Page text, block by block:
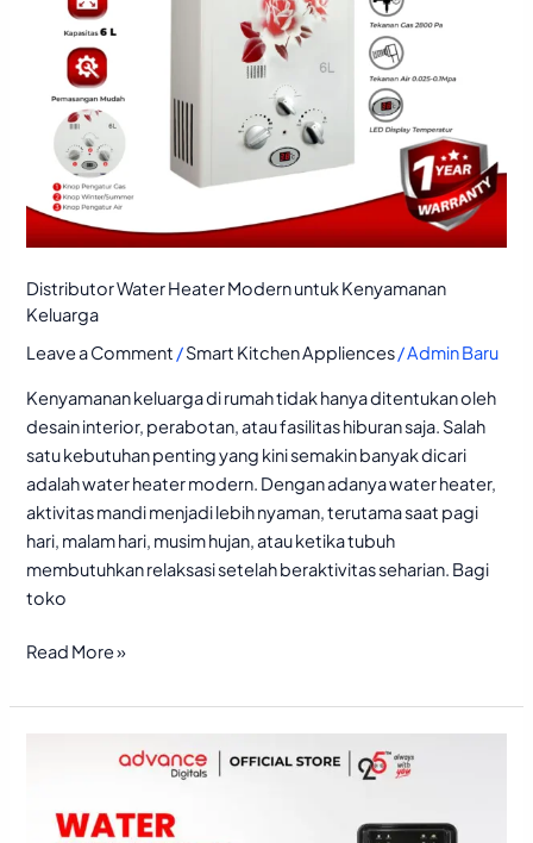
Distributor Water Heater Modern untuk Kenyamanan
Keluarga
Leave a Comment /Smart Kitchen Appliences/Admin Baru
Kenyamanan keluarga di rumah tidak hanya ditentukan oleh
desain interior, perabotan, atau fasilitas hiburan saja. Salah
satu kebutuhan penting yang kini semakin banyak dicari
adalah water heater modern. Dengan adanya water heater,
aktivitas mandi menjadi lebih nyaman, terutama saat pagi
hari, malam hari, musim hujan, atau ketika tubuh
membutuhkan relaksasi setelah beraktivitas seharian. Bagi
toko
Read More »